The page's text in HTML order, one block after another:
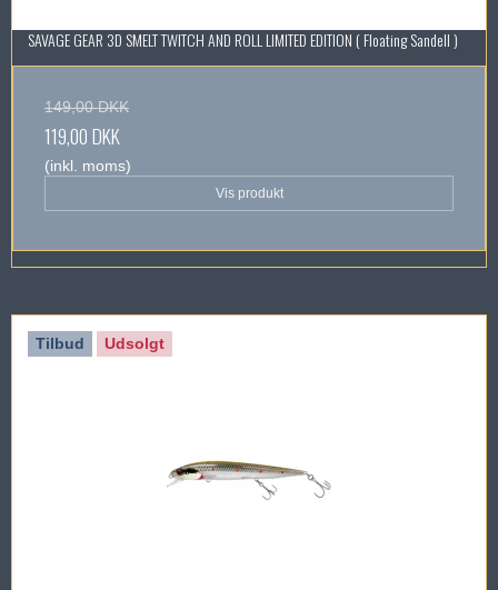
SAVAGE GEAR 3D SMELT TWITCH AND ROLL LIMITED EDITION ( Floating Sandell )
149,00 DKK
119,00 DKK
(inkl. moms)
Vis produkt
Tilbud Udsolgt